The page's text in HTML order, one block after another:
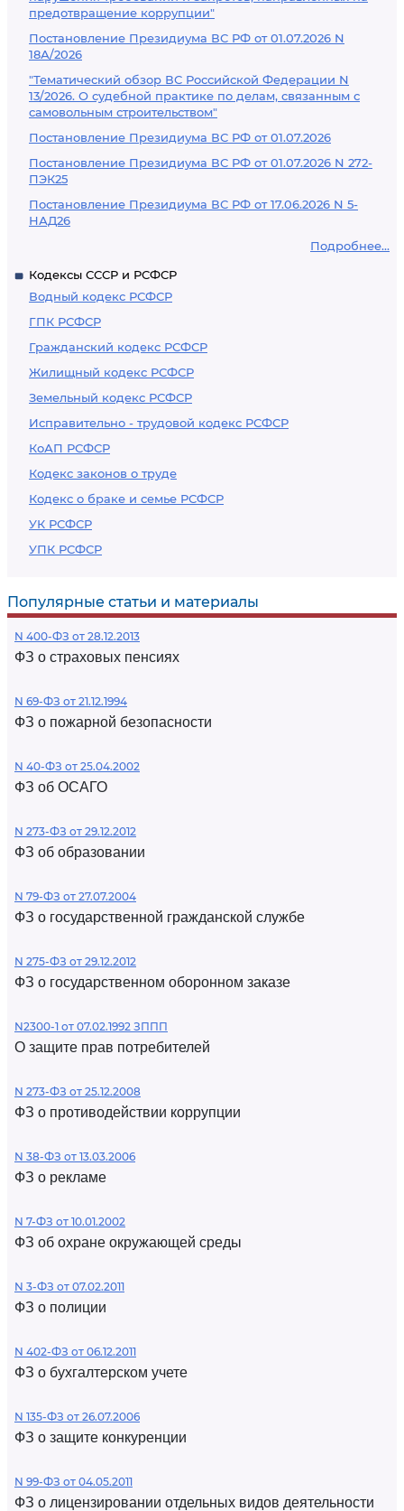
предотвращение коррупции"
Постановление Президиума ВС РФ от 01.07.2026 N
18А/2026
"Тематический обзор ВС Российской Федерации N
13/2026. О судебной практике по делам, связанным с
самовольным строительством"
Постановление Президиума ВС РФ от 01.07.2026
Постановление Президиума ВС РФ от 01.07.2026 N 272-
ПЭК25
Постановление Президиума ВС РФ от 17.06.2026 N 5-
НАД26
Подробнее...
Кодексы СССР и РСФСР
Водный кодекс РСФСР
ГПК РСФСР
Гражданский кодекс РСФСР
Жилищный кодекс РСФСР
Земельный кодекс РСФСР
Исправительно - трудовой кодекс РСФСР
КоАП РСФСР
Кодекс законов о труде
Кодекс о браке и семье РСФСР
УК РСФСР
УПК РСФСР
Популярные статьи и материалы
N 400-ФЗ от 28.12.2013
ФЗ о страховых пенсиях
N 69-ФЗ от 21.12.1994
ФЗ о пожарной безопасности
N 40-ФЗ от 25.04.2002
ФЗ об ОСАГО
N 273-ФЗ от 29.12.2012
ФЗ об образовании
N 79-ФЗ от 27.07.2004
ФЗ о государственной гражданской службе
N 275-ФЗ от 29.12.2012
ФЗ о государственном оборонном заказе
N2300-1 от 07.02.1992 ЗППП
О защите прав потребителей
N 273-ФЗ от 25.12.2008
ФЗ о противодействии коррупции
N 38-ФЗ от 13.03.2006
ФЗ о рекламе
N 7-ФЗ от 10.01.2002
ФЗ об охране окружающей среды
N 3-ФЗ от 07.02.2011
ФЗ о полиции
N 402-ФЗ от 06.12.2011
ФЗ о бухгалтерском учете
N 135-ФЗ от 26.07.2006
ФЗ о защите конкуренции
N 99-ФЗ от 04.05.2011
ФЗ о лицензировании отдельных видов деятельности